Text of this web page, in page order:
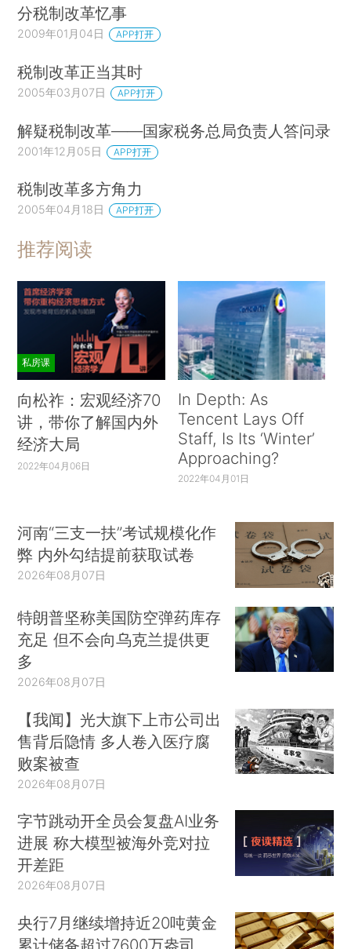
分税制改革忆事
2009年01月04日 APP打开
税制改革正当其时
2005年03月07日 APP打开
解疑税制改革——国家税务总局负责人答问录
2001年12月05日 APP打开
税制改革多方角力
2005年04月18日 APP打开
推荐阅读
私房课
向松祚：宏观经济70
讲，带你了解国内外
经济大局
2022年04月06日
In Depth: As
Tencent Lays Off
Staff, Is Its ‘Winter’
Approaching?
2022年04月01日
河南“三支一扶”考试规模化作
弊 内外勾结提前获取试卷
2026年08月07日
特朗普坚称美国防空弹药库存
充足 但不会向乌克兰提供更
多
2026年08月07日
【我闻】光大旗下上市公司出
售背后隐情 多人卷入医疗腐
败案被查
2026年08月07日
字节跳动开全员会复盘AI业务
进展 称大模型被海外竞对拉
开差距
2026年08月07日
央行7月继续增持近20吨黄金
累计储备超过7600万盎司